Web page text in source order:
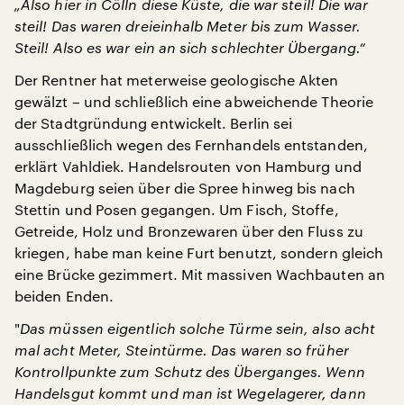
„Also hier in Cölln diese Küste, die war steil! Die war
steil! Das waren dreieinhalb Meter bis zum Wasser.
Steil! Also es war ein an sich schlechter Übergang.“
Der Rentner hat meterweise geologische Akten
gewälzt – und schließlich eine abweichende Theorie
der Stadtgründung entwickelt. Berlin sei
ausschließlich wegen des Fernhandels entstanden,
erklärt Vahldiek. Handelsrouten von Hamburg und
Magdeburg seien über die Spree hinweg bis nach
Stettin und Posen gegangen. Um Fisch, Stoffe,
Getreide, Holz und Bronzewaren über den Fluss zu
kriegen, habe man keine Furt benutzt, sondern gleich
eine Brücke gezimmert. Mit massiven Wachbauten an
beiden Enden.
"Das müssen eigentlich solche Türme sein, also acht
mal acht Meter, Steintürme. Das waren so früher
Kontrollpunkte zum Schutz des Überganges. Wenn
Handelsgut kommt und man ist Wegelagerer, dann